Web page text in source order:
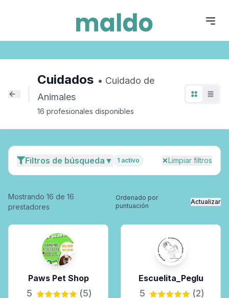
Cuidado de Animales
Cuidados • Cuidado de
Animales
16 profesionales disponibles
Filtros de búsqueda ▼ 1 activo Limpiar filtros
Especialidad
Selecciona las zonas...
Mostrando 16 de 16
prestadores
Ordenado por
puntuación
Actualizar
Paws Pet Shop
5 (5)
Escuelita_Peglu
5 (2)